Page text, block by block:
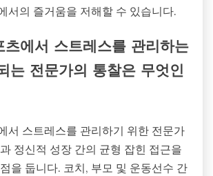
서의 즐거움을 저해할 수 있습니다.
츠에서 스트레스를 관리하는
는 전문가의 통찰은 무엇인
서 스트레스를 관리하기 위한 전문가
정신적 성장 간의 균형 잡힌 접근을
을 둡니다. 코치, 부모 및 운동선수 간